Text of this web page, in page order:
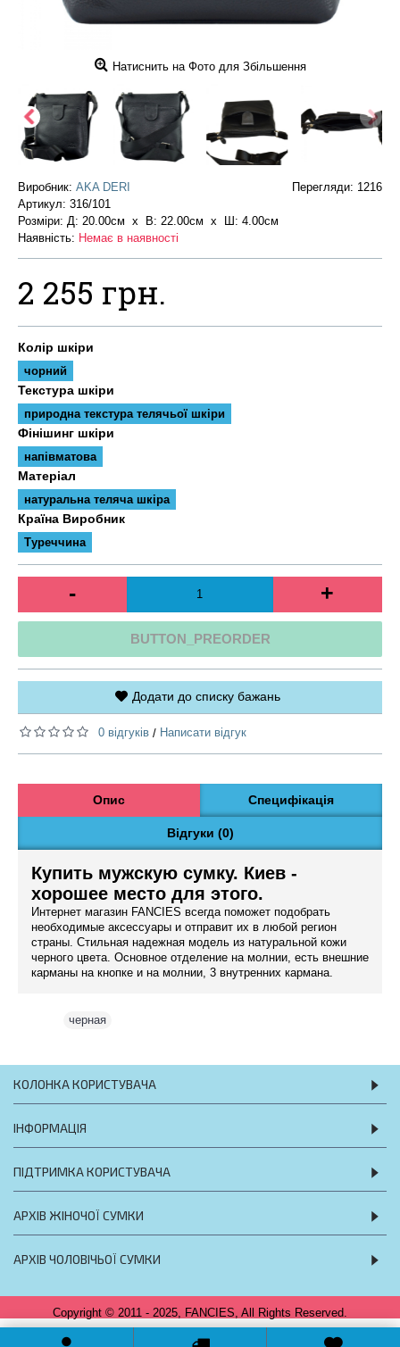
Натиснить на Фото для Збільшення
Перегляди: 1216
Виробник: AKA DERI
Артикул: 316/101
Розміри: Д: 20.00см х В: 22.00см x Ш: 4.00см
Наявність: Немає в наявності
2 255 грн.
Колір шкіри
чорний
Текстура шкіри
природна текстура телячьої шкіри
Фінішинг шкіри
напівматова
Матеріал
натуральна теляча шкіра
Країна Виробник
Туреччина
- +
BUTTON_PREORDER
Додати до списку бажань
0 відгуків / Написати відгук
Опис Специфікація
Відгуки (0)
Купить мужскую сумку. Киев -
хорошее место для этого.
Интернет магазин FANCIES всегда поможет подобрать
необходимые аксессуары и отправит их в любой регион
страны. Стильная надежная модель из натуральной кожи
черного цвета. Основное отделение на молнии, есть внешние
карманы на кнопке и на молнии, 3 внутренних кармана.
черная
КОЛОНКА КОРИСТУВАЧА
ІНФОРМАЦІЯ
ПІДТРИМКА КОРИСТУВАЧА
АРХІВ ЖІНОЧОЇ СУМКИ
АРХІВ ЧОЛОВІЧЬОЇ СУМКИ
Copyright © 2011 - 2025, FANCIES, All Rights Reserved.